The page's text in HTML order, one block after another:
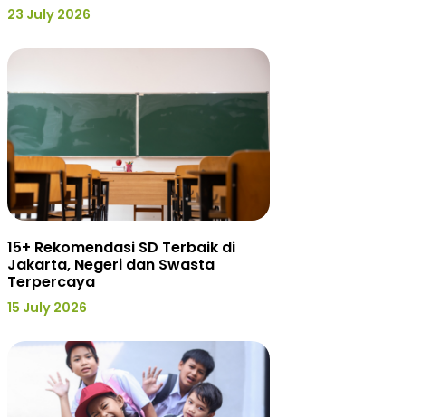
23 July 2026
15+ Rekomendasi SD Terbaik di
Jakarta, Negeri dan Swasta
Terpercaya
15 July 2026